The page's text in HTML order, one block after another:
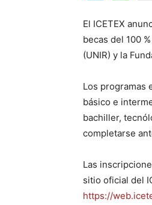
El ICETEX
becas del 100
(UNIR) y la
Los programas
básico e
bachiller,
completarse
Las
sitio oficial del
https://